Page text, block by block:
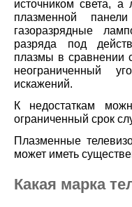
источником света, а
плазменной
газоразрядные
разряда под
плазмы в сравнении
неограниченный
искажений.
К недостаткам
ограниченный срок
Плазменные
может иметь
Какая марка